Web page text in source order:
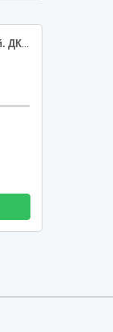
GNSS-приймача, Тахеометр електронний. ДК 021:2015: 38290000-4 Геодезичні, гідрографічні, океанографічні та гідрологічні прилади та пристрої (ДК 021:2015: 38296000-6 Геодезичні прилади)